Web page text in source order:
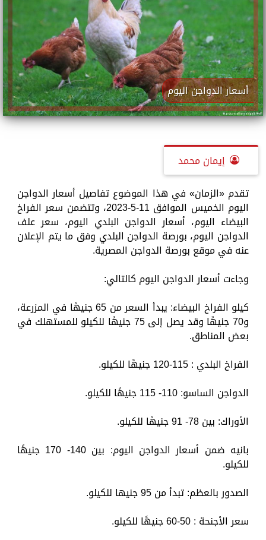
أسعار الدواجن اليوم
إيمان محمد
تقدم «الزمان» في هذا الموضوع تفاصيل أسعار الدواجن
اليوم الخميس الموافق 11-5-2023، وتتضمن سعر الفراخ
البيضاء اليوم، أسعار الدواجن البلدي اليوم، سعر علف
الدواجن اليوم، بورصة الدواجن البلدي وفق ما يتم الإعلان
عنه في موقع بورصة الدواجن المصرية.
وجاءت أسعار الدواجن اليوم كالتالي:
كيلو الفراخ البيضاء: يبدأ السعر من 65 جنيهًا في المزرعة،
و70 جنيهًا وقد يصل إلى 75 جنيهًا للكيلو للمستهلك في
بعض المناطق.
الفراخ البلدي : 115-120 جنيهًا للكيلو.
الدواجن الساسو: 110- 115 جنيهًا للكيلو.
الأوراك: بين 78- 91 جنيهًا للكيلو.
بانيه ضمن أسعار الدواجن اليوم: بين 140- 170 جنيهًا
للكيلو.
الصدور بالعظم: تبدأ من 95 جنيها للكيلو.
سعر الأجنحة : 50-60 جنيهًا للكيلو.